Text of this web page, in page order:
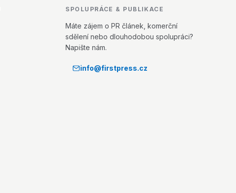
SPOLUPRÁCE & PUBLIKACE
Máte zájem o PR článek, komerční
sdělení nebo dlouhodobou spolupráci?
Napište nám.
info@firstpress.cz